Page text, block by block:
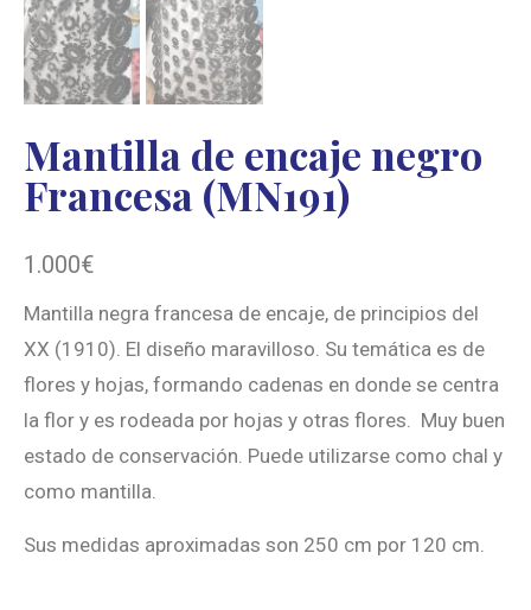
Mantilla de encaje negro
Francesa (MN191)
1.000€
Mantilla negra francesa de encaje, de principios del
XX (1910). El diseño maravilloso. Su temática es de
flores y hojas, formando cadenas en donde se centra
la flor y es rodeada por hojas y otras flores. Muy buen
estado de conservación. Puede utilizarse como chal y
como mantilla.
Sus medidas aproximadas son 250 cm por 120 cm.